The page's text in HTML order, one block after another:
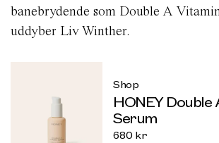
banebrydende som Double A
uddyber Liv Winther.
Shop
HONEY Double
Serum
680 kr